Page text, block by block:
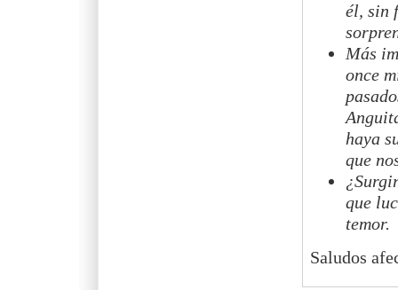
él, sin
Más
once
haya
que
que
temor.
Saludos